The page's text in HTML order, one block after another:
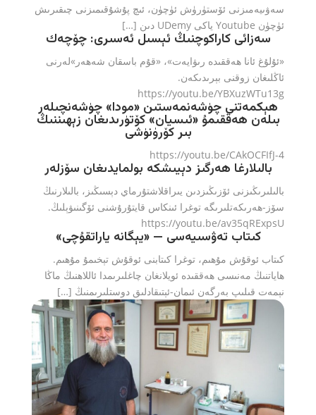
سەۋىيەمىزنى ئۆستۈرۈش ئۈچۈن، ئىچ پۇشۇقىمىزنى چىقىرىش
ئۈچۈن Youtube ياكى UDemy دىن […]
سەزائى كاراكوچنىڭ ئېسىل ئەسىرى: چۆچەك
«ئۇلۇغ ئانا ھەققىدە رىۋايەت»، «قۇم باسقان شەھەر»لەرنى
ئاڭلىغان زوقنى بېرىدىكەن.
https://youtu.be/YBXuzWTu13g
ھېكمەتنى چۈشەنمەستىن «مودا» چۈشەنچىلەر
بىلەن ھەققىمۇ «ئىسيان» كۆتۈرىدىغان زېھىننىڭ
بىر كۆرۈنۈشى
https://youtu.be/CAkOCFIfJ-4
بالىلارغا ھەرگىز دېيىشكە بولمايدىغان سۆزلەر
بالىلىرىڭىزنى ئۆزىڭىزدىن يىراقلاشتۇرماي دېسىڭىز، بالىلارنىڭ
سۆز-ھەرىكەتلىرىگە توغرا ئىنكاس قايتۇرۇشنى ئۆگىنىۋېلىڭ.
https://youtu.be/av35qRExpsU
كىتاب تەۋسىيەسى — «يېگانە ياراتقۇچى»
كىتاب ئوقۇش مۇھىم، توغرا كىتابنى ئوقۇش تېخىمۇ مۇھىم.
ھاياتنىڭ مەنىسى ھەققىدە ئويلانغان چاغلىرىمدا ئاللاھنىڭ ماڭا
نېمەت قىلىپ بەرگەن ئىمان-ئېتىقادلىق دوستلىرىمنىڭ […]